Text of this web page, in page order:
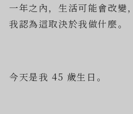
一年之內，生活可能會改變
我認為這取決於我做什麼。
今天是我 45 歲生日。